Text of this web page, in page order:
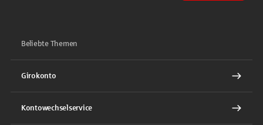
Beliebte Themen
Girokonto
Kontowechselservice